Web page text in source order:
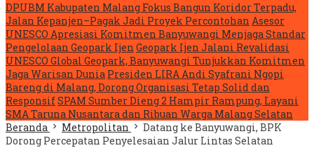
DPUBM Kabupaten Malang Fokus Bangun Koridor Terpadu,
Jalan Kepanjen–Pagak Jadi Proyek Percontohan Asesor
UNESCO Apresiasi Komitmen Banyuwangi Menjaga Standar
Pengelolaan Geopark Ijen Geopark Ijen Jalani Revalidasi
UNESCO Global Geopark, Banyuwangi Tunjukkan Komitmen
Jaga Warisan Dunia Presiden LIRA Andi Syafrani Ngopi
Bareng di Malang, Dorong Organisasi Tetap Solid dan
ResponsifSPAM Sumber Dieng 2 Hampir Rampung, Layani
SMA Taruna Nusantara dan Ribuan Warga Malang Selatan
Beranda
Metropolitan
Datang ke Banyuwangi, BPK
Dorong Percepatan Penyelesaian Jalur Lintas Selatan